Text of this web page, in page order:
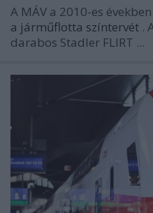
A MÁV a 2010-es
a járműflotta színtervét .
darabos Stadler FLIRT ...